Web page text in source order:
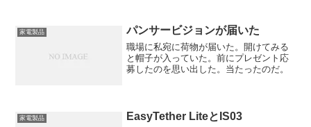
た。
家電製品 パンサービジョンが届いた
職場に私宛に荷物が届いた。開けてみる
と帽子が入っていた。前にプレゼント応
募したのを思い出した。当たったのだ。
家電製品 EasyTether LiteとIS03